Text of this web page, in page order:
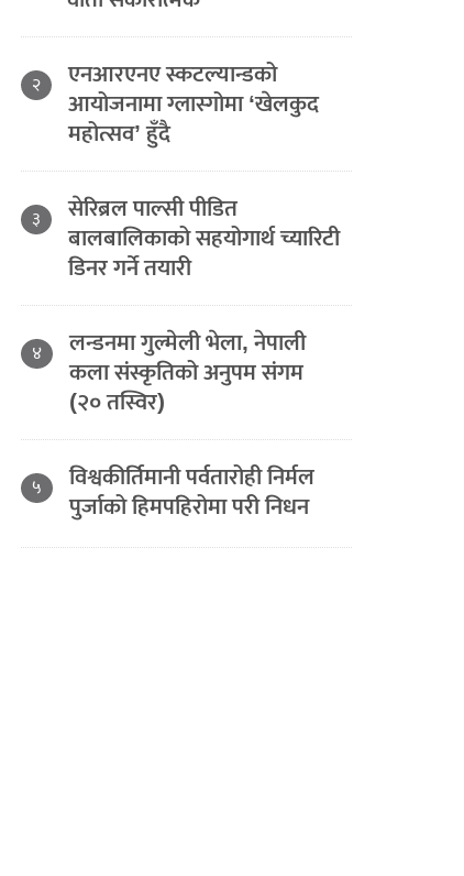
२ एनआरएनए स्कटल्यान्डको
आयोजनामा ग्लास्गोमा ‘खेलकुद
महोत्सव’ हुँदै
३ सेरिब्रल पाल्सी पीडित
बालबालिकाको सहयोगार्थ च्यारिटी
डिनर गर्ने तयारी
४ लन्डनमा गुल्मेली भेला, नेपाली
कला संस्कृतिको अनुपम संगम
(२० तस्विर)
५ विश्वकीर्तिमानी पर्वतारोही निर्मल
पुर्जाको हिमपहिरोमा परी निधन